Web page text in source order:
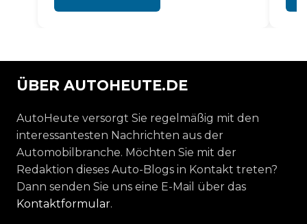
ÜBER AUTOHEUTE.DE
AutoHeute versorgt Sie regelmäßig mit den
interessantesten Nachrichten aus der
Automobilbranche. Möchten Sie mit der
Redaktion dieses Auto-Blogs in Kontakt treten?
Dann senden Sie uns eine E-Mail über das
Kontaktformular.